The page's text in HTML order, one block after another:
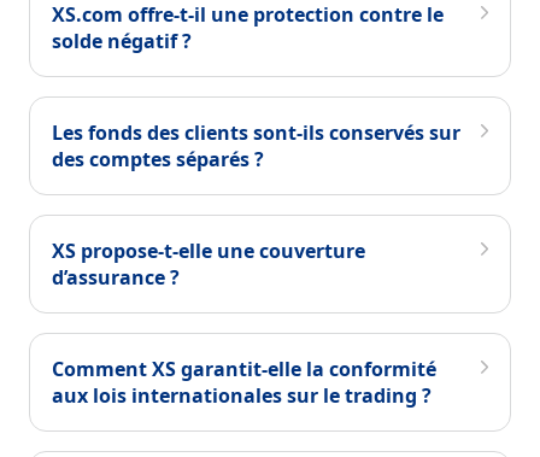
XS.com offre-t-il une protection contre le
solde négatif ?
Les fonds des clients sont-ils conservés sur
des comptes séparés ?
XS propose-t-elle une couverture
d’assurance ?
Comment XS garantit-elle la conformité
aux lois internationales sur le trading ?